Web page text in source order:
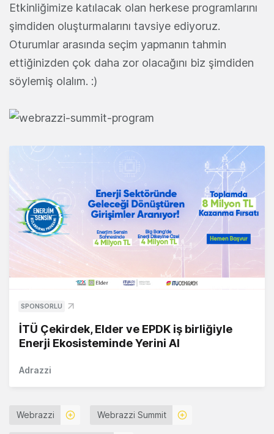
Etkinliğimize katılacak olan herkese programlarını
şimdiden oluşturmalarını tavsiye ediyoruz.
Oturumlar arasında seçim yapmanın tahmin
ettiğinizden çok daha zor olacağını biz şimdiden
söylemiş olalım. :)
SPONSORLU
İTÜ Çekirdek, Elder ve EPDK iş birliğiyle
Enerji Ekosisteminde Yerini Al
Adrazzi
Webrazzi Webrazzi Summit